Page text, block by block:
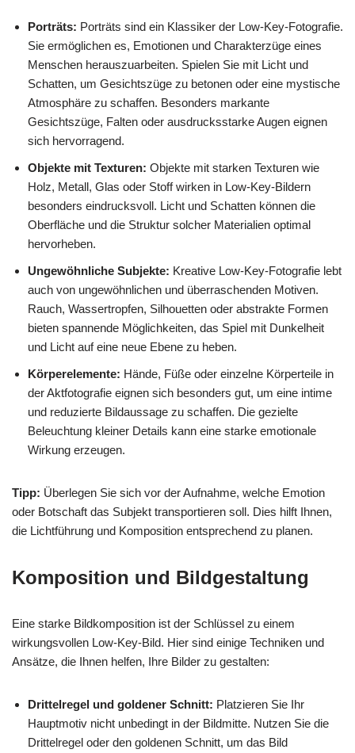
Porträts: Porträts sind ein Klassiker der Low-Key-Fotografie.
Sie ermöglichen es, Emotionen und Charakterzüge eines
Menschen herauszuarbeiten. Spielen Sie mit Licht und
Schatten, um Gesichtszüge zu betonen oder eine mystische
Atmosphäre zu schaffen. Besonders markante
Gesichtszüge, Falten oder ausdrucksstarke Augen eignen
sich hervorragend.
Objekte mit Texturen: Objekte mit starken Texturen wie
Holz, Metall, Glas oder Stoff wirken in Low-Key-Bildern
besonders eindrucksvoll. Licht und Schatten können die
Oberfläche und die Struktur solcher Materialien optimal
hervorheben.
Ungewöhnliche Subjekte: Kreative Low-Key-Fotografie lebt
auch von ungewöhnlichen und überraschenden Motiven.
Rauch, Wassertropfen, Silhouetten oder abstrakte Formen
bieten spannende Möglichkeiten, das Spiel mit Dunkelheit
und Licht auf eine neue Ebene zu heben.
Körperelemente: Hände, Füße oder einzelne Körperteile in
der Aktfotografie eignen sich besonders gut, um eine intime
und reduzierte Bildaussage zu schaffen. Die gezielte
Beleuchtung kleiner Details kann eine starke emotionale
Wirkung erzeugen.
Tipp: Überlegen Sie sich vor der Aufnahme, welche Emotion
oder Botschaft das Subjekt transportieren soll. Dies hilft Ihnen,
die Lichtführung und Komposition entsprechend zu planen.
Komposition und Bildgestaltung
Eine starke Bildkomposition ist der Schlüssel zu einem
wirkungsvollen Low-Key-Bild. Hier sind einige Techniken und
Ansätze, die Ihnen helfen, Ihre Bilder zu gestalten:
Drittelregel und goldener Schnitt: Platzieren Sie Ihr
Hauptmotiv nicht unbedingt in der Bildmitte. Nutzen Sie die
Drittelregel oder den goldenen Schnitt, um das Bild